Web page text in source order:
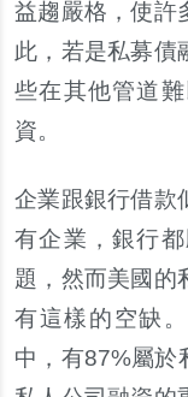
益趨嚴格，使許
此，若是私募債
些在其他管道
資。
企業跟銀行借款
有企業，銀行
題，然而美國的
有這樣的空缺
中，有87%屬於